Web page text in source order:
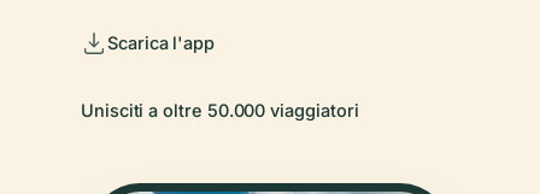
Scarica l'app
Unisciti a oltre 50.000 viaggiatori